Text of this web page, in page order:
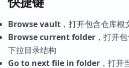
Browse vault ，打开包含仓库
Browse current folder ，打开
下拉目录结构
Go to next file in folder ，打